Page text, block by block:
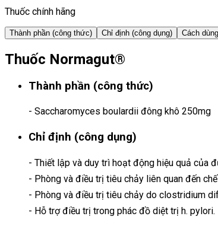
Thuốc chính hãng
Thành phần (công thức) Chỉ định (công dụng) Cách
Thuốc Normagut®
Thành phần (công thức)
- Saccharomyces boulardii đông khô 250mg
Chỉ định (công dụng)
- Thiết lập và duy trì hoạt động hiệu quả của
- Phòng và điều trị tiêu chảy liên quan đến
- Phòng và điều trị tiêu chảy do clostridium
- Hỗ trợ điều trị trong phác đồ diệt trị h. pylori.